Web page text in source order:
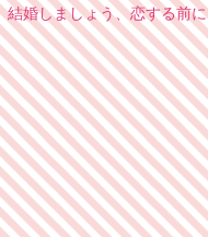
結婚しましょう、恋する前に